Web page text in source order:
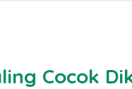
Cocok